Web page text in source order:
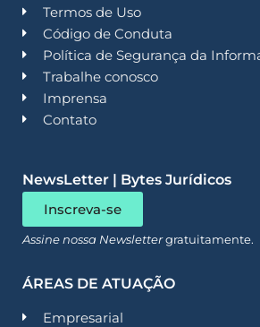
Termos de Uso
Código de Conduta
Política de Segurança da
Trabalhe conosco
Imprensa
Contato
NewsLetter | Bytes Jurídicos
Inscreva-se
Assine nossa Newslettergratuitamente.
ÁREAS DE ATUAÇÃO
Empresarial